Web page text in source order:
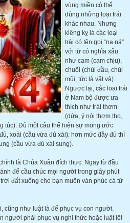
vùng miền có thể
dùng những loại trái
khác nhau. Nhưng
kiêng kỵ là các loại
trái có tên gọi “na ná”
với từ có nghĩa xấu
như cam (cam chịu),
chuối (chúi đầu, chúi
mũi, tức là vất vả).
Ngược lại, các loại trái
ở Nam bộ được ưa
thích như trái thơm
(dứa, ý nói thơm tho,
túc). Đủ một câu thể hiện sự mong ước
xoài (cầu vừa đủ xài); hơn mức đầy đủ thì
(cầu vừa đủ xài sung).
là Chúa Xuân đích thực. Ngay từ đầu
để cầu chúc mọi người trong giây phút
đất xuống cho bạn muôn vàn phúc cả từ
cũng như luật là để phục vụ con người.
người phải phục vụ nghi thức hoặc luật lệ!